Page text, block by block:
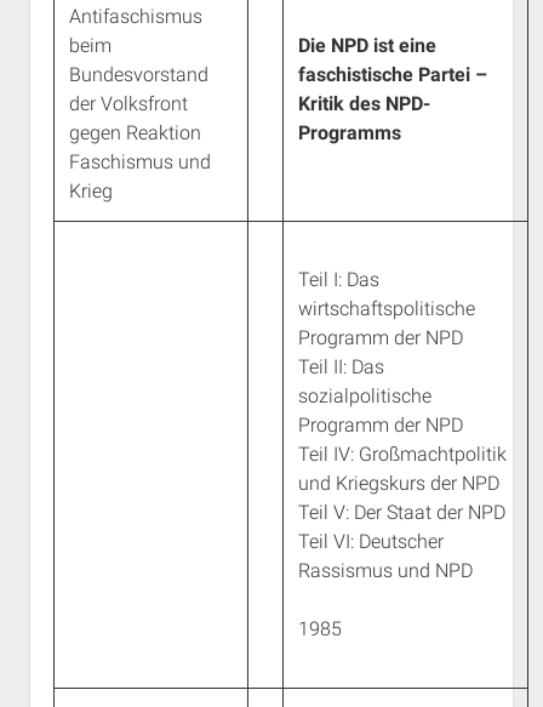
Antifaschismus
beim
Bundesvorstand
der Volksfront
gegen Reaktion
Faschismus und
Krieg
Die NPD ist eine
faschistische Partei –
Kritik des NPD-
Programms
Teil I: Das
wirtschaftspolitische
Programm der NPD
Teil II: Das
sozialpolitische
Programm der NPD
Teil IV: Großmachtpolitik
und Kriegskurs der NPD
Teil V: Der Staat der NPD
Teil VI: Deutscher
Rassismus und NPD
1985